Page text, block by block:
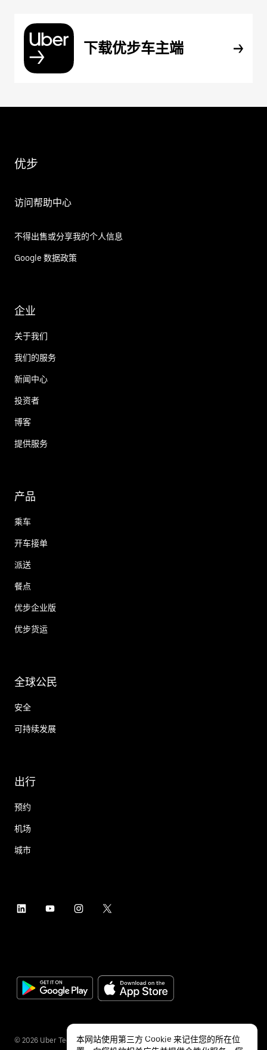
下载优步车主端
优步
访问帮助中心
不得出售或分享我的个人信息
Google 数据政策
企业
关于我们
我们的服务
新闻中心
投资者
博客
提供服务
产品
乘车
开车接单
派送
餐点
优步企业版
优步货运
全球公民
安全
可持续发展
出行
预约
机场
城市
© 2026 Uber Technologies Inc.
本网站使用第三方 Cookie 来记住您的所在位